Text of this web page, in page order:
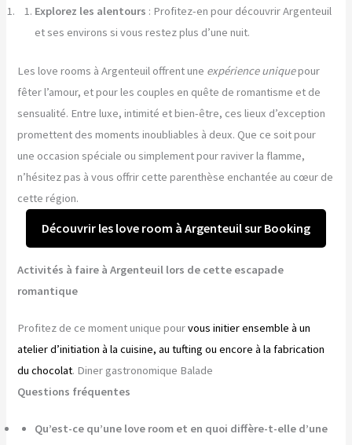
Explorez les alentours : Profitez-en pour découvrir Argenteuil
et ses environs si vous restez plus d’une nuit.
Les love rooms à Argenteuil offrent une expérience uniquepour
fêter l’amour, et pour les couples en quête de romantisme et de
sensualité. Entre luxe, intimité et bien-être, ces lieux d’exception
promettent des moments inoubliables à deux. Que ce soit pour
une occasion spéciale ou simplement pour raviver la flamme,
n’hésitez pas à vous offrir cette parenthèse enchantée au cœur de
cette région.
Découvrir les love room à Argenteuil sur Booking
Activités à faire à Argenteuil lors de cette escapade
romantique
Profitez de ce moment unique pourvous initier ensemble à un
atelier d’initiation à la cuisine, au tufting ou encore à la fabrication
du chocolat. Diner gastronomique Balade
Questions fréquentes
Qu’est-ce qu’une love room et en quoi diffère-t-elle d’une